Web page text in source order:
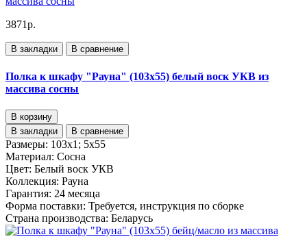
3871р.
В закладки В сравнение
Полка к шкафу "Рауна" (103х55) белый воск УКВ из
массива сосны
В корзину
В закладки
В сравнение
Размеры: 103х1; 5х55
Материал: Сосна
Цвет: Белый воск УКВ
Коллекция: Рауна
Гарантия: 24 месяца
Форма поставки: Требуется, инструкция по сборке
Страна производства: Беларусь